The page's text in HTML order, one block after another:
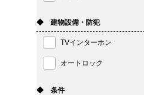
◆ 建物設備・防犯
TVインターホン
オートロック
◆ 条件